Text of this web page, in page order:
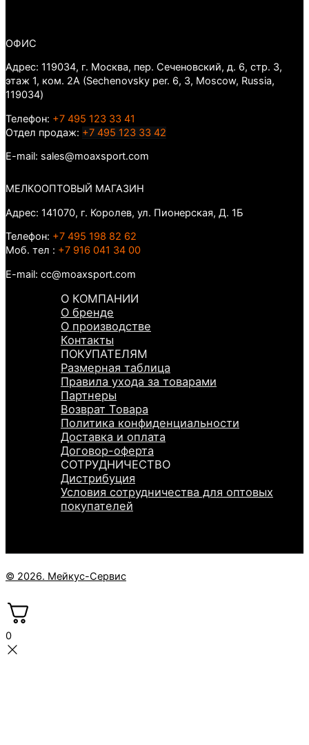
ОФИС
Адрес: 119034, г. Москва, пер. Сеченовский, д. 6, стр. 3,
этаж 1, ком. 2А (Sechenovsky per. 6, 3, Moscow, Russia,
119034)
Телефон: +7 495 123 33 41
Отдел продаж: +7 495 123 33 42
E-mail: sales@moaxsport.com
МЕЛКООПТОВЫЙ МАГАЗИН
Адрес: 141070, г. Королев, ул. Пионерская, Д. 1Б
Телефон: +7 495 198 82 62
Моб. тел : +7 916 041 34 00
E-mail: cc@moaxsport.com
О КОМПАНИИ
О бренде
О производстве
Контакты
ПОКУПАТЕЛЯМ
Размерная таблица
Правила ухода за товарами
Партнеры
Возврат Товара
Политика конфиденциальности
Доставка и оплата
Договор-оферта
СОТРУДНИЧЕСТВО
Дистрибуция
Условия сотрудничества для оптовых
покупателей
© 2026. Мейкус-Сервис
0